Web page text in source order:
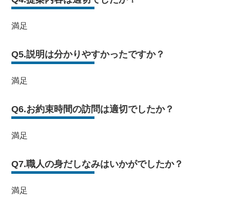
満足
Q5.説明は分かりやすかったですか？
満足
Q6.お約束時間の訪問は適切でしたか？
満足
Q7.職人の身だしなみはいかがでしたか？
満足